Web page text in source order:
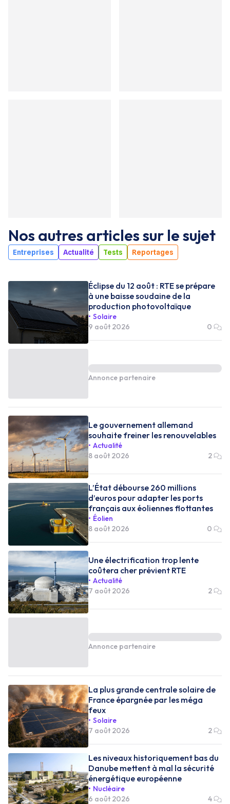
Nos autres articles sur le sujet
Entreprises Actualité Tests Reportages
Éclipse du 12 août : RTE se prépare
à une baisse soudaine de la
production photovoltaïque
Solaire
9 août 2026
0
Annonce partenaire
Le gouvernement allemand
souhaite freiner les renouvelables
Actualité
8 août 2026
2
L’État débourse 260 millions
d’euros pour adapter les ports
français aux éoliennes flottantes
Éolien
8 août 2026
0
Une électrification trop lente
coûtera cher prévient RTE
Actualité
7 août 2026
2
Annonce partenaire
La plus grande centrale solaire de
France épargnée par les méga
feux
Solaire
7 août 2026
2
Les niveaux historiquement bas du
Danube mettent à mal la sécurité
énergétique européenne
Nucléaire
6 août 2026
4